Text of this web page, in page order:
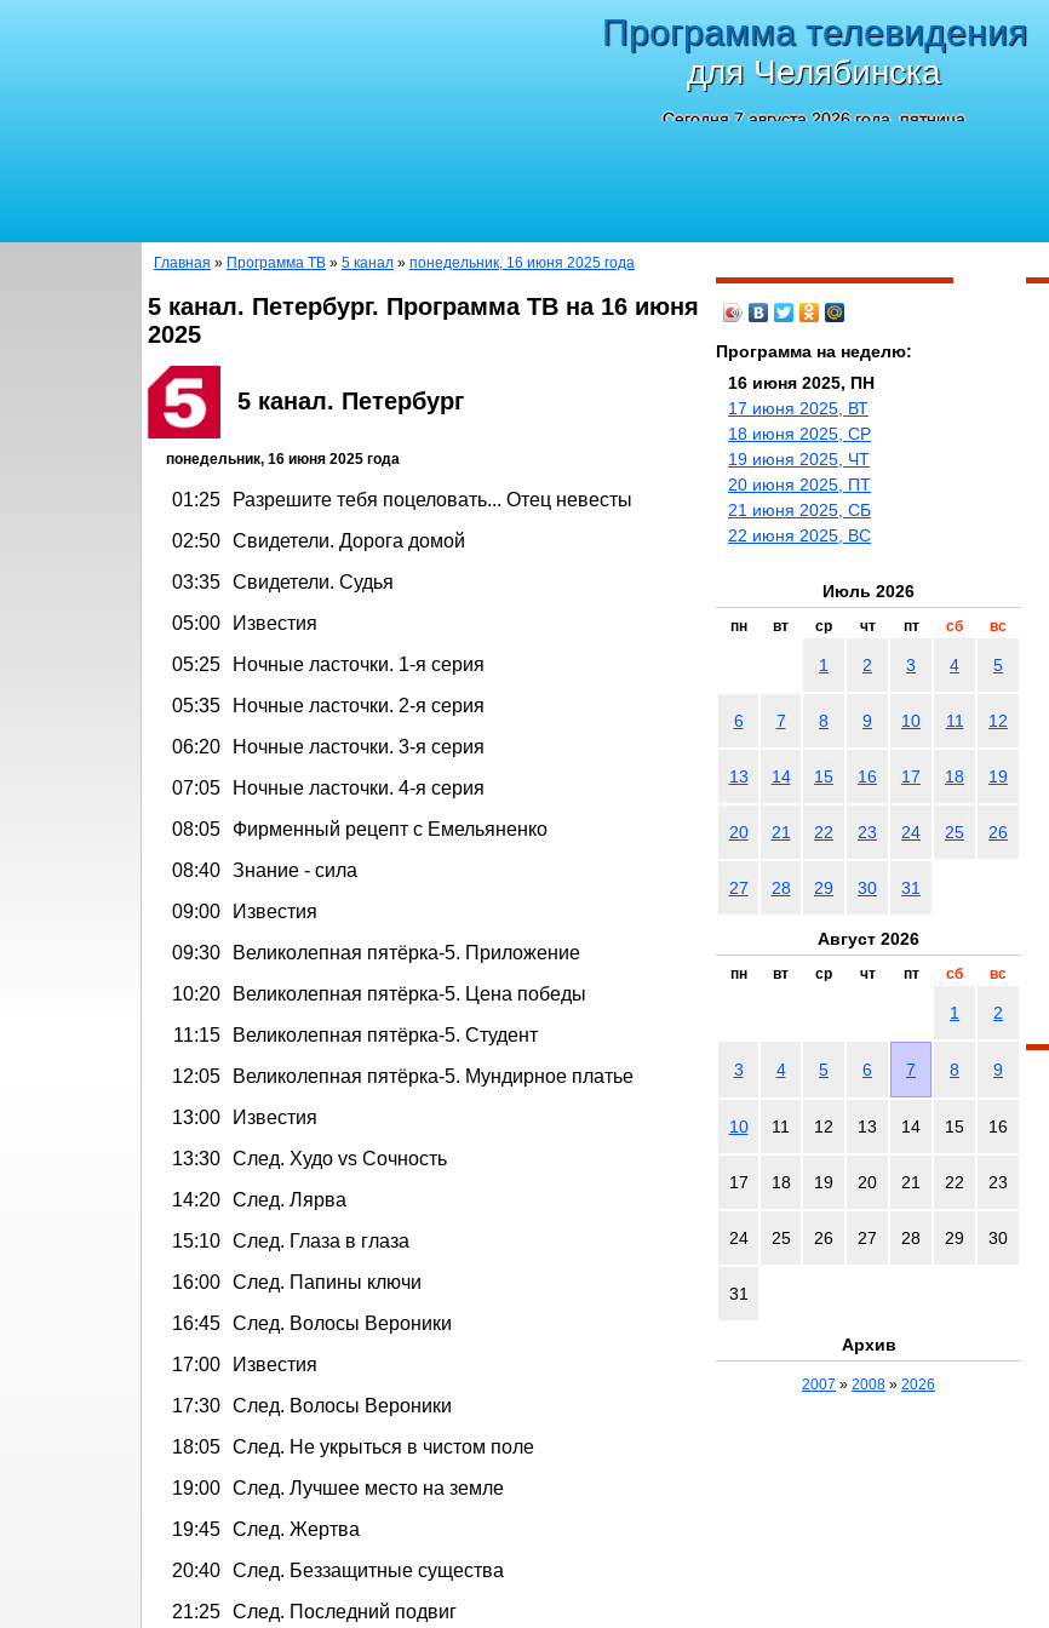
Программа телевидения
для Челябинска
Сегодня 7 августа 2026 года, пятница
Главная » Программа ТВ » 5 канал » понедельник, 16 июня 2025 года
5 канал. Петербург. Программа ТВ на 16 июня
2025
5 канал. Петербург
понедельник, 16 июня 2025 года
01:25
Разрешите тебя поцеловать... Отец невесты
02:50 Свидетели. Дорога домой
03:35 Свидетели. Судья
05:00
Известия
05:25
Ночные ласточки. 1-я серия
05:35
Ночные ласточки. 2-я серия
06:20
Ночные ласточки. 3-я серия
07:05
Ночные ласточки. 4-я серия
08:05
Фирменный рецепт с Емельяненко
08:40 Знание - сила
09:00
Известия
09:30
Великолепная пятёрка-5. Приложение
10:20
Великолепная пятёрка-5. Цена победы
11:15
Великолепная пятёрка-5. Студент
12:05
Великолепная пятёрка-5. Мундирное платье
13:00
Известия
13:30 След. Худо vs Сочность
14:20 След. Лярва
15:10 След. Глаза в глаза
16:00 След. Папины ключи
16:45 След. Волосы Вероники
17:00
Известия
17:30 След. Волосы Вероники
18:05 След. Не укрыться в чистом поле
19:00 След. Лучшее место на земле
19:45 След. Жертва
20:40 След. Беззащитные существа
21:25 След. Последний подвиг
Программа на неделю:
16 июня 2025, ПН
17 июня 2025, ВТ
18 июня 2025, СР
19 июня 2025, ЧТ
20 июня 2025, ПТ
21 июня 2025, СБ
22 июня 2025, ВС
Июль 2026
пн вт ср чт пт сб вс
1 2 3 4 5
6 7 8 9 10 11 12
13 14 15 16 17 18 19
20 21 22 23 24 25 26
27 28 29 30 31
Август 2026
пн вт ср чт пт сб вс
1 2
3 4 5 6 7 8 9
10 11 12 13 14 15 16
17 18 19 20 21 22 23
24 25 26 27 28 29 30
31
Архив
2007 » 2008 » 2026